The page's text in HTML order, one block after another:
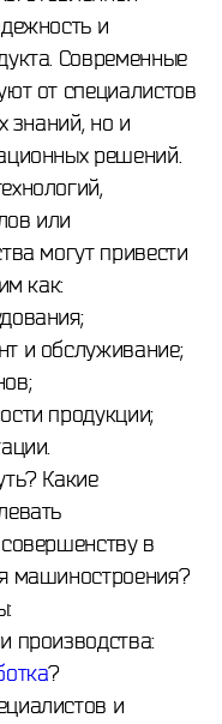
и
Современные
от специалистов
знаний, но и
решений.
или
могут привести
как:
и обслуживание;
продукции;
Какие
в
машиностроения?
производства:
?
и